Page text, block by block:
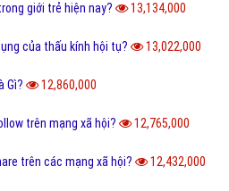
giới trẻ hiện nay? 13,134,000
của thấu kính hội tụ? 13,022,000
Gì? 12,860,000
trên mạng xã hội? 12,765,000
trên các mạng xã hội? 12,432,000